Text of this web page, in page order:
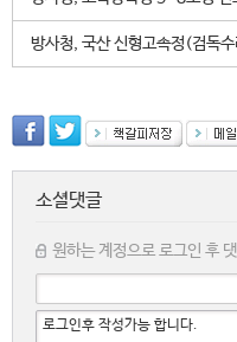
방사청, 국산 신형고속정(검독
소셜댓글
원하는 계정으로 로그인 후